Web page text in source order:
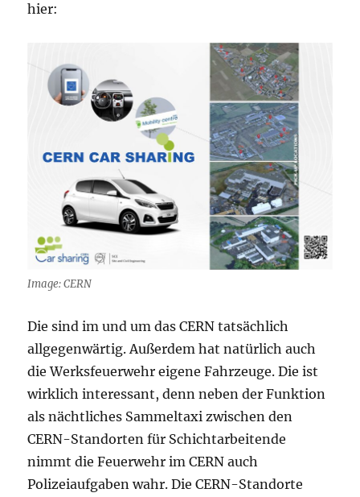
hier:
Image: CERN
Die sind im und um das CERN tatsächlich
allgegenwärtig. Außerdem hat natürlich auch
die Werksfeuerwehr eigene Fahrzeuge. Die ist
wirklich interessant, denn neben der Funktion
als nächtliches Sammeltaxi zwischen den
CERN-Standorten für Schichtarbeitende
nimmt die Feuerwehr im CERN auch
Polizeiaufgaben wahr. Die CERN-Standorte